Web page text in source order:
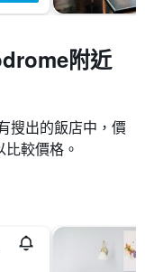
附近
搜出的飯店中，價
較價格。